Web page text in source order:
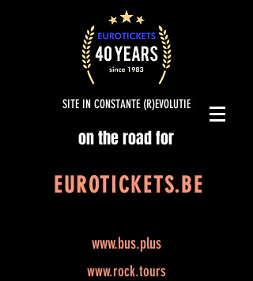
SITE IN CONSTANTE (R)EVOLUTIE
on the road for
EUROTICKETS.BE
www.bus.plus
www.rock.tours